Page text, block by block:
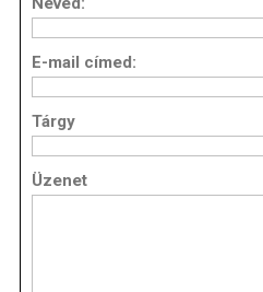
E-mail címed:
Tárgy
Üzenet